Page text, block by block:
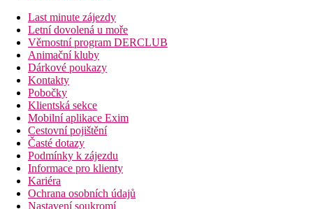
Last minute zájezdy
Letní dovolená u moře
Věrnostní program DERCLUB
Animační kluby
Dárkové poukazy
Kontakty
Pobočky
Klientská sekce
Mobilní aplikace Exim
Cestovní pojištění
Časté dotazy
Podmínky k zájezdu
Informace pro klienty
Kariéra
Ochrana osobních údajů
Nastavení soukromí